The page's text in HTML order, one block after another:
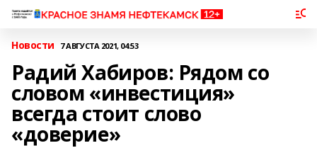
Новости 7 АВГУСТА 2021, 04:53
Радий Хабиров: Рядом со
словом «инвестиция»
всегда стоит слово
«доверие»